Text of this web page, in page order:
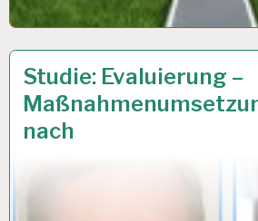
12-
STUNDEN-
ARBEITSTAG…
Studie: Evaluierung –
nach
23 AUG. 2018